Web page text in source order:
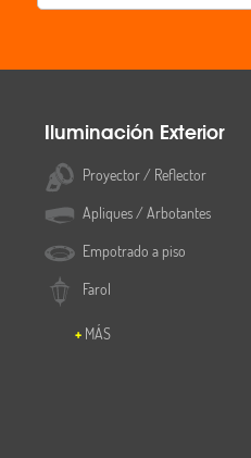
Iluminación Exterior
Proyector / Reflector
Apliques / Arbotantes
Empotrado a piso
Farol
MÁS